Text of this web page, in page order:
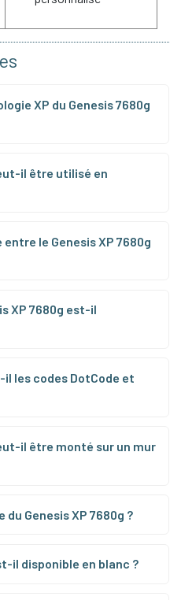
XP du Genesis 7680g
il être utilisé en
le Genesis XP 7680g
XP 7680g est-il
il les codes DotCode et
il être monté sur un mur
Genesis XP 7680g ?
il disponible en blanc ?